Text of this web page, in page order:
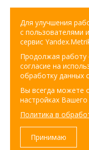
Для улучшения
с пользователями
сервис
Продолжая
согласие на
обработку данных
Вы всегда можете
настройках Вашего
Политика в
Принимаю